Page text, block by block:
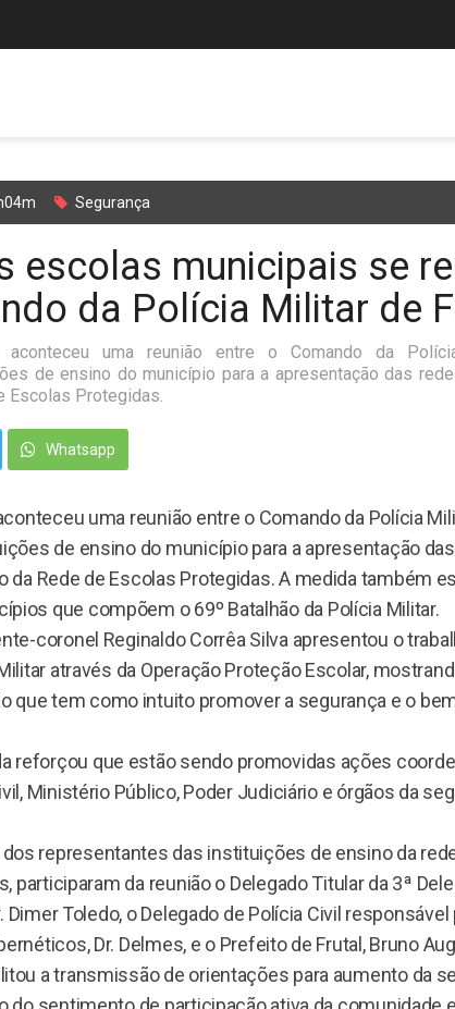
Segurança
escolas municipais se
da Polícia Militar de
uma reunião entre o Comando da
de ensino do município para a apresentação das
Escolas Protegidas.
Whatsapp
uma reunião entre o Comando da Polícia
de ensino do município para a apresentação
da Rede de Escolas Protegidas. A medida também
que compõem o 69º Batalhão da Polícia Militar.
coronel Reginaldo Corrêa Silva apresentou o
através da Operação Proteção Escolar,
que tem como intuito promover a segurança e o
reforçou que estão sendo promovidas ações
Ministério Público, Poder Judiciário e órgãos da
representantes das instituições de ensino da
participaram da reunião o Delegado Titular da 3ª
Dimer Toledo, o Delegado de Polícia Civil responsável
Dr. Delmes, e o Prefeito de Frutal, Bruno
a transmissão de orientações para aumento da